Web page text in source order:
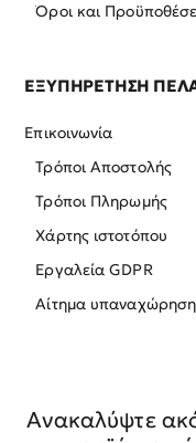
Όροι και
ΕΞΥΠΗΡΕΤΗΣΗ
Επικοινωνία
Τρόποι Αποστολής
Τρόποι Πληρωμής
Χάρτης ιστοτόπου
Εργαλεία GDPR
Αίτημα
Ανακαλύψτε